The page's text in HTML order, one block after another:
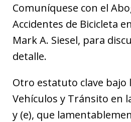
Comuníquese con el
Accidentes de Bicicleta
Mark A. Siesel, para
detalle.
Otro estatuto clave bajo
Vehículos y Tránsito en
y (e), que